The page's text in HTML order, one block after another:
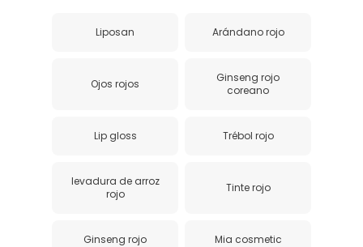
Liposan Arándano rojo
Ojos rojos
Ginseng rojo
coreano
Lip gloss Trébol rojo
levadura de arroz
rojo
Tinte rojo
Ginseng rojo Mia cosmetic